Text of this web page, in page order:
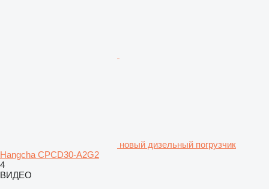
новый дизельный погрузчик
Hangcha CPCD30-A2G2
4
ВИДЕО